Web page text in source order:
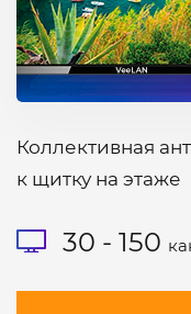
Коллективная
к щитку на этаже
30 - 150